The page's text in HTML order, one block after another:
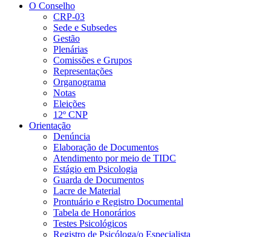
O Conselho
CRP-03
Sede e Subsedes
Gestão
Plenárias
Comissões e Grupos
Representações
Organograma
Notas
Eleições
12º CNP
Orientação
Denúncia
Elaboração de Documentos
Atendimento por meio de TIDC
Estágio em Psicologia
Guarda de Documentos
Lacre de Material
Prontuário e Registro Documental
Tabela de Honorários
Testes Psicológicos
Registro de Psicóloga/o Especialista